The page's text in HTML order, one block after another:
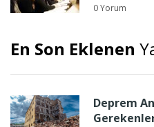
0 Yorum
En Son Eklenen
Deprem